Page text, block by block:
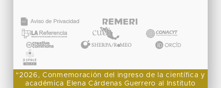
"2026, Conmemoración del ingreso de la científica y
académica Elena Cárdenas Guerrero al Instituto